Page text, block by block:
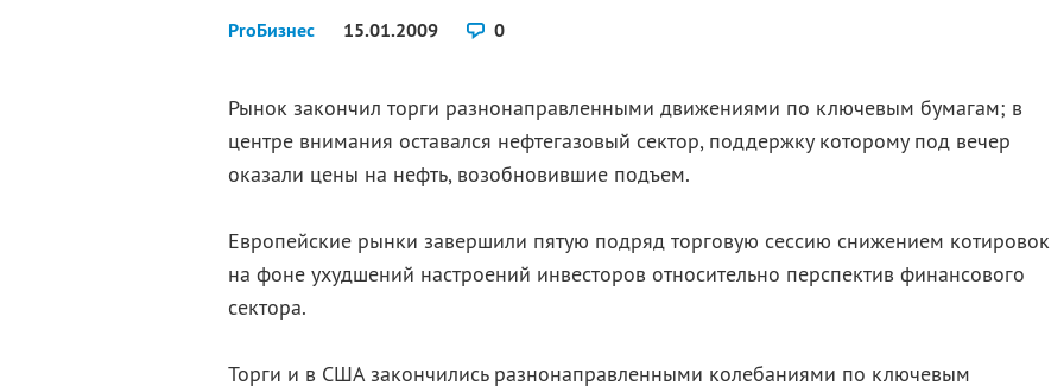
ProБизнес 15.01.2009 0
Рынок закончил торги разнонаправленными движениями по ключевым бумагам; в
центре внимания оставался нефтегазовый сектор, поддержку которому под вечер
оказали цены на нефть, возобновившие подъем.
Европейские рынки завершили пятую подряд торговую сессию снижением котировок
на фоне ухудшений настроений инвесторов относительно перспектив финансового
сектора.
Торги и в США закончились разнонаправленными колебаниями по ключевым